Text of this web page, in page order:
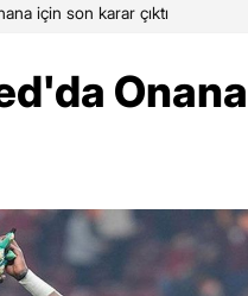
için son karar çıktı